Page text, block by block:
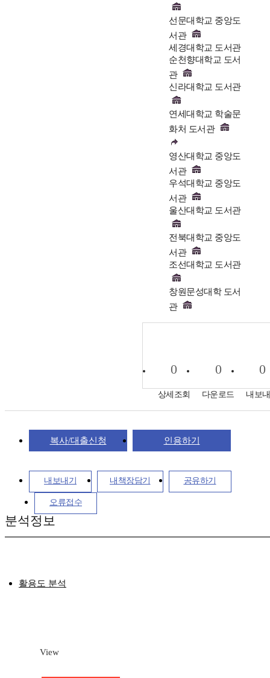
선문대학교 중앙도
서관
세경대학교 도서관
순천향대학교 도서
관
신라대학교 도서관
연세대학교 학술문
화처 도서관
영산대학교 중앙도
서관
우석대학교 중앙도
서관
울산대학교 도서관
전북대학교 중앙도
서관
조선대학교 도서관
창원문성대학 도서
관
0
상세조회
0
다운로드
0
내보
복사/대출신청 인용하기
내보내기 내책장담기 공유하기
오류접수
분석정보
활용도 분석
View